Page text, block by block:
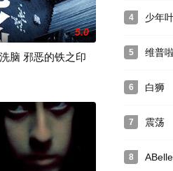
是“日本电视台新人脚本奖2002优秀赏”（
Murders&#
5.0
脑 邪恶的铁之印
で放送禁止となったVTRを再編集し放
4 少年
5 维普
6 白狮
7 震荡
8